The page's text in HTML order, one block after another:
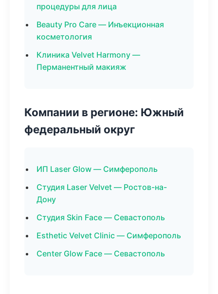
процедуры для лица
Beauty Pro Care — Инъекционная
косметология
Клиника Velvet Harmony —
Перманентный макияж
Компании в регионе: Южный
федеральный округ
ИП Laser Glow — Симферополь
Студия Laser Velvet — Ростов-на-
Дону
Студия Skin Face — Севастополь
Esthetic Velvet Clinic — Симферополь
Center Glow Face — Севастополь